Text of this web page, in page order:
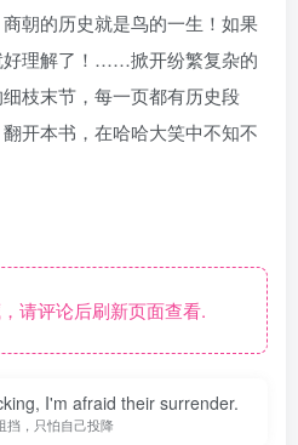
朝的历史就是鸟的一生！如果
好理解了！……掀开纷繁复杂的
枝末节，每一页都有历史段
开本书，在哈哈大笑中不知不
请评论后刷新页面查看.
I'm afraid their surrender.
挡，只怕自己投降